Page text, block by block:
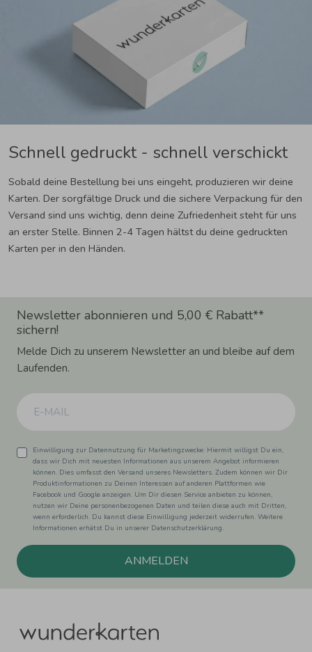
Schnell gedruckt - schnell verschickt
Sobald deine Bestellung bei uns eingeht, produzieren wir deine
Karten. Der sorgfältige Druck und die sichere Verpackung für den
Versand sind uns wichtig, denn deine Zufriedenheit steht für uns
an erster Stelle. Binnen 2-4 Tagen hältst du deine gedruckten
Karten per in den Händen.
Newsletter abonnieren und 5,00 € Rabatt**
sichern!
Melde Dich zu unserem Newsletter an und bleibe auf dem
Laufenden.
Einwilligung zur Datennutzung für Marketingzwecke: Hiermit willigst Du ein,
dass wir Dich mit neuesten Informationen aus unserem Angebot informieren
können. Dies umfasst den Versand unseres Newsletters. Zudem können wir Dir
Produktinformationen zu Deinen Interessen auf anderen Plattformen wie
Facebook und Google anzeigen. Um Dir diesen Service anbieten zu können,
nutzen wir Deine personenbezogenen Daten und teilen diese auch mit Dritten,
wenn erforderlich. Du kannst diese Einwilligung jederzeit widerrufen. Weitere
Informationen erhätst Du in unserer Datenschutzerklärung.
ANMELDEN